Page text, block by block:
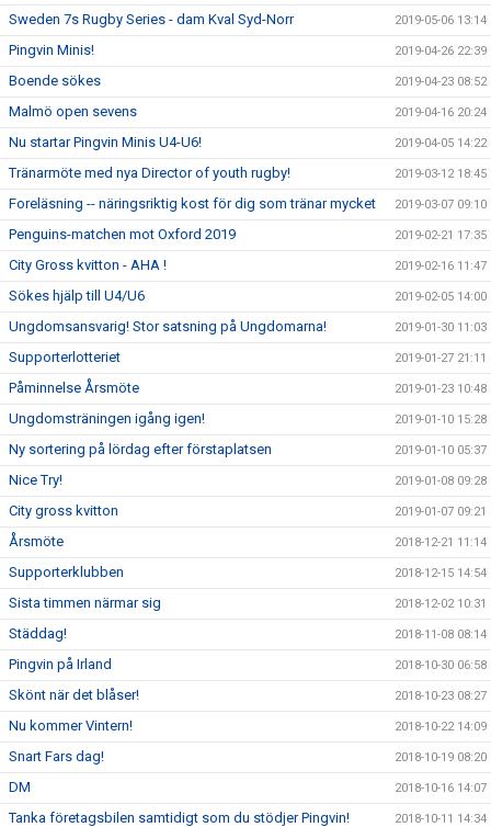
Sweden 7s Rugby Series - dam Kval Syd-Norr 2019-05-06 13:14
Pingvin Minis! 2019-04-26 22:39
Boende sökes 2019-04-23 08:52
Malmö open sevens 2019-04-16 20:24
Nu startar Pingvin Minis U4-U6! 2019-04-05 14:22
Tränarmöte med nya Director of youth rugby! 2019-03-12 18:45
Foreläsning -- näringsriktig kost för dig som tränar mycket 2019-03-07 09:10
Penguins-matchen mot Oxford 2019 2019-02-21 17:35
City Gross kvitton - AHA ! 2019-02-16 11:47
Sökes hjälp till U4/U6 2019-02-05 14:00
Ungdomsansvarig! Stor satsning på Ungdomarna! 2019-01-30 11:03
Supporterlotteriet 2019-01-27 21:11
Påminnelse Årsmöte 2019-01-23 10:48
Ungdomsträningen igång igen! 2019-01-10 15:28
Ny sortering på lördag efter förstaplatsen 2019-01-10 05:37
Nice Try! 2019-01-08 09:28
City gross kvitton 2019-01-07 09:21
Årsmöte 2018-12-21 11:14
Supporterklubben 2018-12-15 14:54
Sista timmen närmar sig 2018-12-02 10:31
Städdag! 2018-11-08 08:14
Pingvin på Irland 2018-10-30 06:58
Skönt när det blåser! 2018-10-23 08:27
Nu kommer Vintern! 2018-10-22 14:09
Snart Fars dag! 2018-10-19 08:20
DM 2018-10-16 14:07
Tanka företagsbilen samtidigt som du stödjer Pingvin! 2018-10-11 14:34